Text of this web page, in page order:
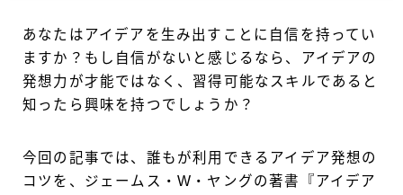
あなたはアイデアを生み出すことに自信を持ってい
ますか？もし自信がないと感じるなら、アイデアの
発想力が才能ではなく、習得可能なスキルであると
知ったら興味を持つでしょうか？
今回の記事では、誰もが利用できるアイデア発想の
コツを、ジェームス・W・ヤングの著書『アイデア